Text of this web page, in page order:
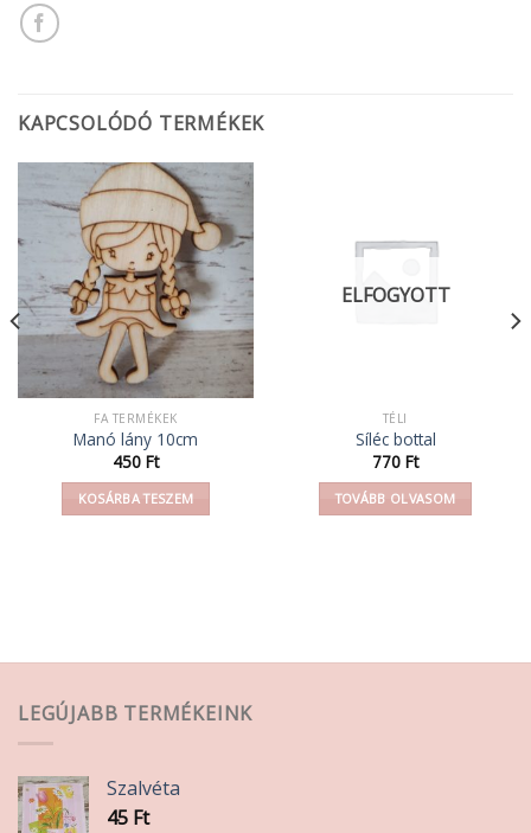
KAPCSOLÓDÓ TERMÉKEK
FA TERMÉKEK
Manó lány 10cm
450 Ft
KOSÁRBA TESZEM
ELFOGYOTT
TÉLI
Síléc bottal
770 Ft
TOVÁBB OLVASOM
LEGÚJABB TERMÉKEINK
Szalvéta
45 Ft